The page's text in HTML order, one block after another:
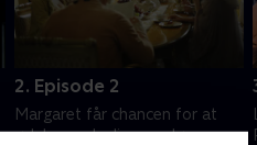
2. Episode 2
Margaret får chancen for at
ødelægge Lydias omdømme,